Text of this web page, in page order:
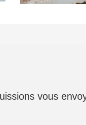
vous